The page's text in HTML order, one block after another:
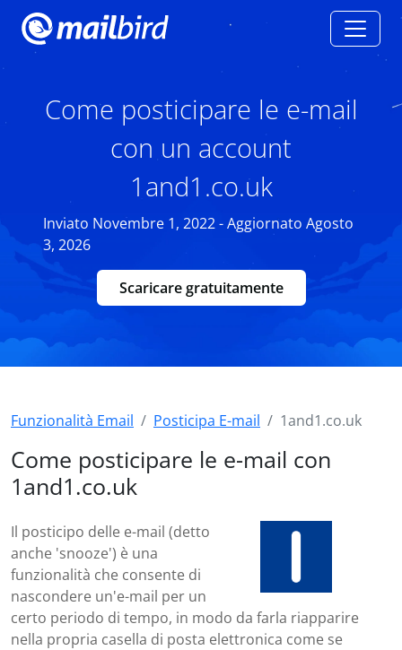
Come posticipare le e-mail
con un account
1and1.co.uk
Inviato Novembre 1, 2022 - Aggiornato Agosto
3, 2026
Scaricare gratuitamente
Funzionalità Email Posticipa E-mail 1and1.co.uk
Come posticipare le e-mail con
1and1.co.uk
Il posticipo delle e-mail (detto
anche 'snooze') è una
funzionalità che consente di
nascondere un'e-mail per un
certo periodo di tempo, in modo da farla riapparire
nella propria casella di posta elettronica come se